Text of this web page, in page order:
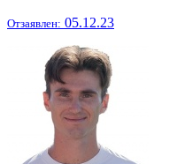
Отзаявлен: 05.12.23